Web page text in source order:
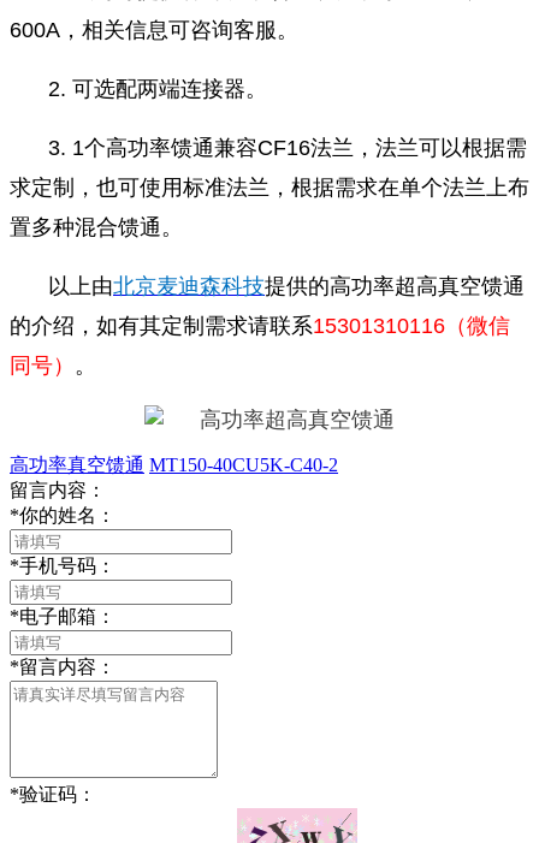
600A，相关信息可咨询客服。
2. 可选配两端连接器。
3. 1个高功率馈通兼容CF16法兰，法兰可以根据需
求定制，也可使用标准法兰，根据需求在单个法兰上布
置多种混合馈通。
以上由北京麦迪森科技提供的高功率超高真空馈通
的介绍，如有其定制需求请联系15301310116（微信
同号） 。
高功率真空馈通 MT150-40CU5K-C40-2
留言内容：
*你的姓名：
*手机号码：
*电子邮箱：
*留言内容：
*验证码：